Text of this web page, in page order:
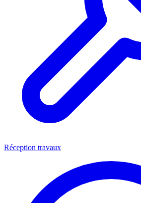
Réception travaux